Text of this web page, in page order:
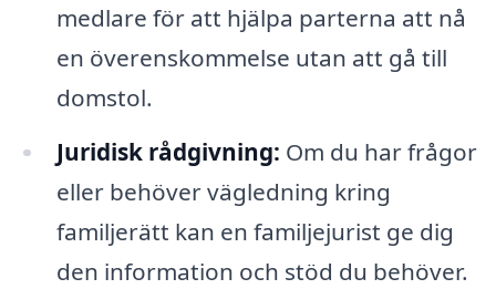
medlare för att hjälpa parterna att nå
en överenskommelse utan att gå till
domstol.
Juridisk rådgivning: Om du har frågor
eller behöver vägledning kring
familjerätt kan en familjejurist ge dig
den information och stöd du behöver.